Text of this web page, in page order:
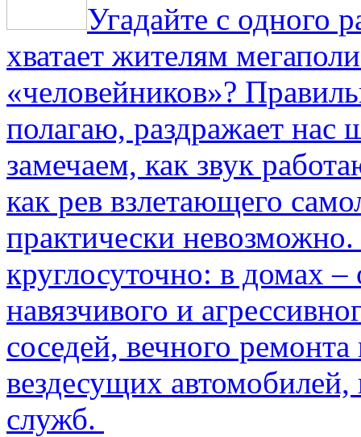
Угадайте с одного
хватает жителям
«человейников»?
полагаю, раздражает нас
замечаем, как звук
как рев взлетающего
практически
круглосуточно: в домах
навязчивого и
соседей, вечного
вездесущих
служб.